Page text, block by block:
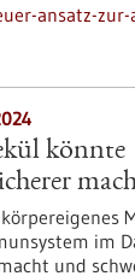
ansatz-zur-
könnte
im
und